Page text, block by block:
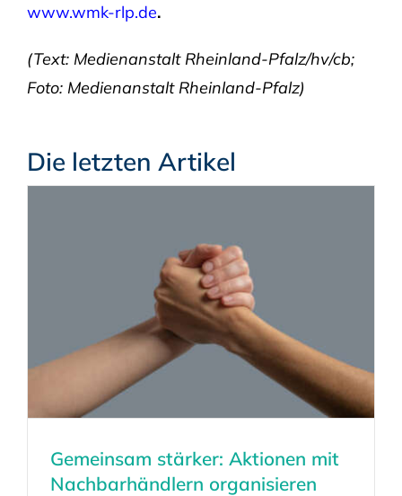
www.wmk-rlp.de.
(Text: Medienanstalt Rheinland-Pfalz/hv/cb;
Foto: Medienanstalt Rheinland-Pfalz)
Die letzten Artikel
Gemeinsam stärker: Aktionen mit
Nachbarhändlern organisieren